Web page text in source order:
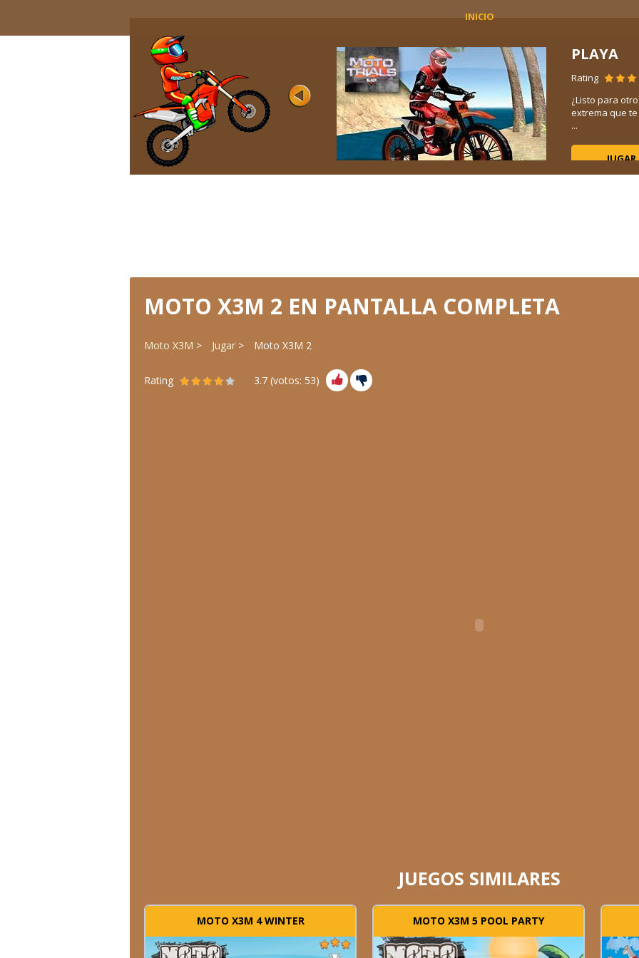
INICIO
MOTOS DE TIERRA
Rating
Vistas 10K
Pon a prueba tus habilidades de conducción
y tu pensamiento lógico en este brillante y
colorido ...
JUGAR AHORA
PLAYA
Rating
¿Listo para
extrema que
...
MOTO X3M 2 EN PANTALLA COMPLETA
Moto X3M Jugar Moto X3M 2
Rating 3.7 (votos: 53)
JUEGOS SIMILARES
MOTO X3M 4 WINTER MOTO X3M 5 POOL PARTY